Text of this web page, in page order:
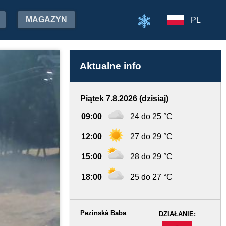
MAGAZYN PL
Aktualne info
Piątek 7.8.2026 (dzisiaj)
09:00 24 do 25 °C
12:00 27 do 29 °C
15:00 28 do 29 °C
18:00 25 do 27 °C
DZIAŁANIE:
Pezinská Baba